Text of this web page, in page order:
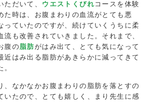
ただいて、 ウエストくびれ コースを体験
た時は、お腹まわりの血流がとても悪
っていたのですが、続けていくうちに柔
流も改善されていきました。 それまで、
腹の脂肪がはみ出て、とても気になって
近はみ出る脂肪があきらかに減ってきて
。
、なかなかお腹まわりの脂肪を落とすの
いたので、とても嬉しく、まり先生に感